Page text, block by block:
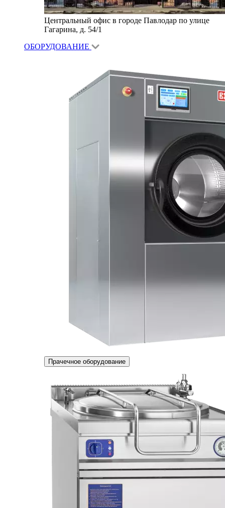
Центральный офис в городе Павлодар по улице
Гагарина, д. 54/1
ОБОРУДОВАНИЕ
Прачечное оборудование